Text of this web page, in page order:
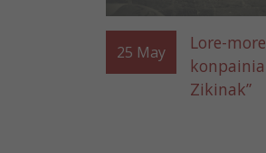
25 May
Lore-more
Zikinak”